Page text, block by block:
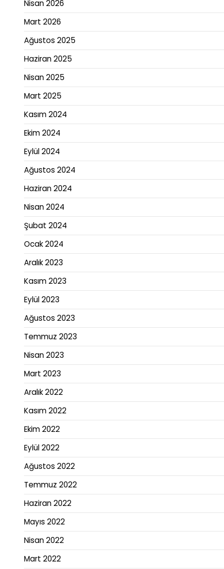
Nisan 2026
Mart 2026
Ağustos 2025
Haziran 2025
Nisan 2025
Mart 2025
Kasım 2024
Ekim 2024
Eylül 2024
Ağustos 2024
Haziran 2024
Nisan 2024
Şubat 2024
Ocak 2024
Aralık 2023
Kasım 2023
Eylül 2023
Ağustos 2023
Temmuz 2023
Nisan 2023
Mart 2023
Aralık 2022
Kasım 2022
Ekim 2022
Eylül 2022
Ağustos 2022
Temmuz 2022
Haziran 2022
Mayıs 2022
Nisan 2022
Mart 2022